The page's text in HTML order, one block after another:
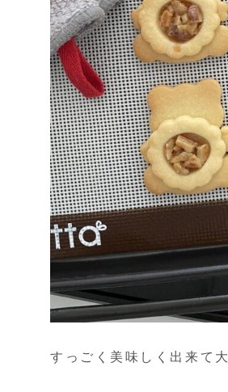
すっごく美味しく出来て